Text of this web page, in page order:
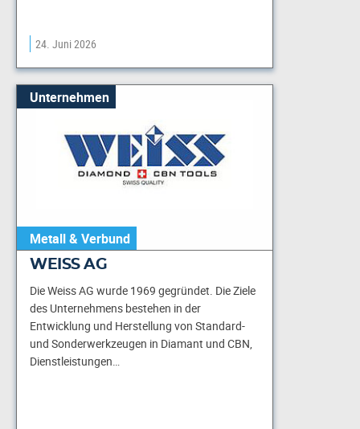
24. Juni 2026
Unternehmen
Metall & Verbund
WEISS AG
Die Weiss AG wurde 1969 gegründet. Die Ziele
des Unternehmens bestehen in der
Entwicklung und Herstellung von Standard-
und Sonderwerkzeugen in Diamant und CBN,
Dienstleistungen…